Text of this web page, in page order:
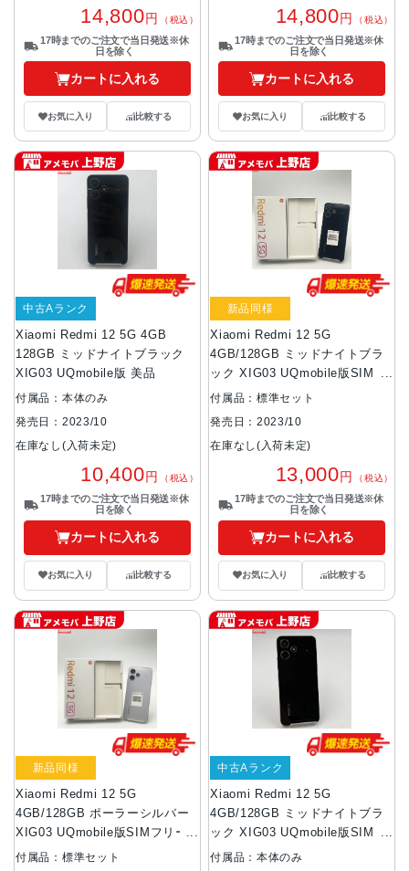
14,800円 （税込）
17時までのご注文で当日発送※休
日を除く
カートに入れる
お気に入り 比較する
14,800円 （税込）
17時までのご注文で当日発送※休
日を除く
カートに入れる
お気に入り 比較する
Xiaomi Redmi 12 5G 4GB
128GB ミッドナイトブラック
XIG03 UQmobile版 美品
中古Aランク
付属品：本体のみ
発売日：2023/10
在庫なし(入荷未定)
10,400円 （税込）
17時までのご注文で当日発送※休
日を除く
カートに入れる
お気に入り 比較する
Xiaomi Redmi 12 5G
4GB/128GB ミッドナイトブラ
ック XIG03 UQmobile版SIMフ
リー 新品同様
新品同様
付属品：標準セット
発売日：2023/10
在庫なし(入荷未定)
13,000円 （税込）
17時までのご注文で当日発送※休
日を除く
カートに入れる
お気に入り 比較する
Xiaomi Redmi 12 5G
4GB/128GB ポーラーシルバー
XIG03 UQmobile版SIMフリー
新品同様
新品同様
付属品：標準セット
Xiaomi Redmi 12 5G
4GB/128GB ミッドナイトブラ
ック XIG03 UQmobile版SIMフ
リー
中古Aランク
付属品：本体のみ